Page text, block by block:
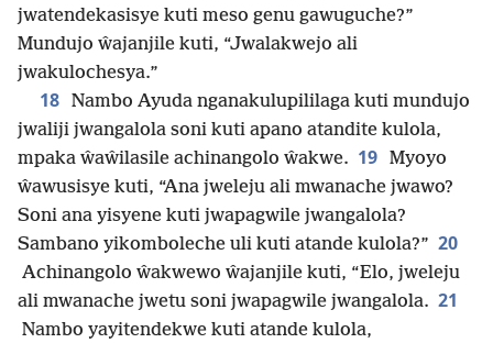
jwatendekasisye kuti meso genu gawuguche?”
Mundujo ŵajanjile kuti, “Jwalakwejo ali
jwakulochesya.”
18 Nambo Ayuda nganakulupililaga kuti mundujo
jwaliji jwangalola soni kuti apano atandite kulola,
mpaka ŵaŵilasile achinangolo ŵakwe. 19 Myoyo
ŵawusisye kuti, “Ana jweleju ali mwanache jwawo?
Soni ana yisyene kuti jwapagwile jwangalola?
Sambano yikomboleche uli kuti atande kulola?” 20
Achinangolo ŵakwewo ŵajanjile kuti, “Elo, jweleju
ali mwanache jwetu soni jwapagwile jwangalola. 21
Nambo yayitendekwe kuti atande kulola,